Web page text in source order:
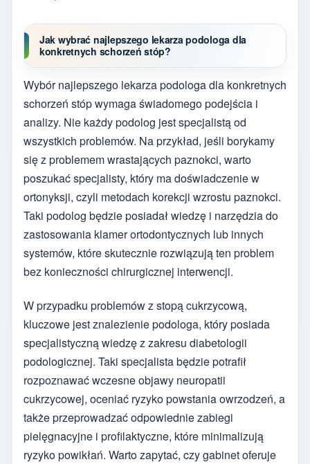
Jak wybrać najlepszego lekarza podologa dla
konkretnych schorzeń stóp?
Wybór najlepszego lekarza podologa dla konkretnych
schorzeń stóp wymaga świadomego podejścia i
analizy. Nie każdy podolog jest specjalistą od
wszystkich problemów. Na przykład, jeśli borykamy
się z problemem wrastających paznokci, warto
poszukać specjalisty, który ma doświadczenie w
ortonyksji, czyli metodach korekcji wzrostu paznokci.
Taki podolog będzie posiadał wiedzę i narzędzia do
zastosowania klamer ortodontycznych lub innych
systemów, które skutecznie rozwiązują ten problem
bez konieczności chirurgicznej interwencji.
W przypadku problemów z stopą cukrzycową,
kluczowe jest znalezienie podologa, który posiada
specjalistyczną wiedzę z zakresu diabetologii
podologicznej. Taki specjalista będzie potrafił
rozpoznawać wczesne objawy neuropatii
cukrzycowej, oceniać ryzyko powstania owrzodzeń, a
także przeprowadzać odpowiednie zabiegi
pielęgnacyjne i profilaktyczne, które minimalizują
ryzyko powikłań. Warto zapytać, czy gabinet oferuje